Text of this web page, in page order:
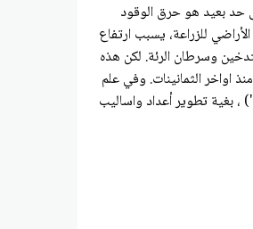
إن أحد أكبر المسببات الى حد بعيد هو حرق الوقود
للزراعة، يسبب ارتفاع
وسرطان الرئة. لكن هذه
اواخر الثمانينات. وفي علم
، بغية تطوير أعداد واساليب